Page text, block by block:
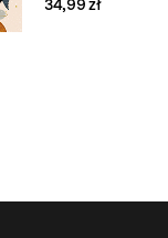
34,99 zł